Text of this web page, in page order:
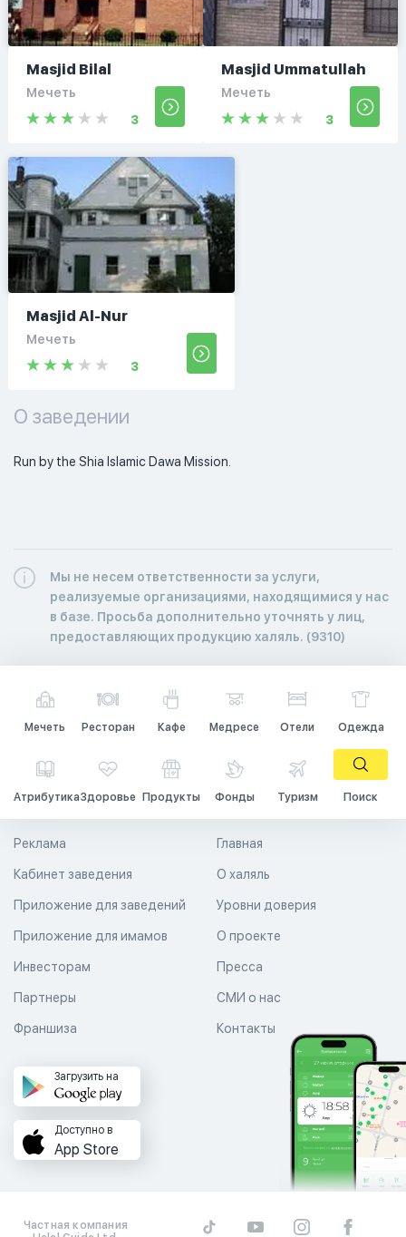
Masjid Bilal
Мечеть
3
Masjid Ummatullah
Мечеть
3
Masjid Al-Nur
Мечеть
3
О заведении
Run by the Shia Islamic Dawa Mission.
Мы не несем ответственности за услуги,
реализуемые организациями, находящимися у нас
в базе. Просьба дополнительно уточнять у лиц,
предоставляющих продукцию халяль. (9310)
Мечеть Ресторан Кафе Медресе Отели Одежда
АтрибутикаЗдоровье Продукты Фонды Туризм Поиск
Главная
О халяль
Уровни доверия
Реклама
Кабинет заведения
Приложение для заведений
Приложение для имамов О проекте
Пресса
СМИ о нас
Контакты
Инвесторам
Партнеры
Франшиза
Загрузить на
Доступно в
App Store
Частная компания